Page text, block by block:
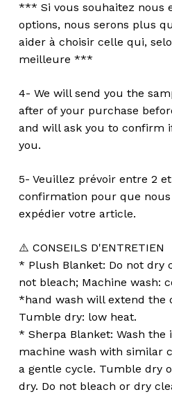
*** Si vous souhaitez nous
options, nous serons plus
aider à choisir celle qui,
meilleure ***
4- We will send you the
after of your purchase
and will ask you to confirm
you.
5- Veuillez prévoir entre 2
confirmation pour que
expédier votre article.
⚠️ CONSEILS D'ENTRETIEN
* Plush Blanket: Do not dry
not bleach; Machine wash:
*hand wash will extend the
Tumble dry: low heat.
* Sherpa Blanket: Wash the
machine wash with similar
a gentle cycle. Tumble dry
dry. Do not bleach or dry